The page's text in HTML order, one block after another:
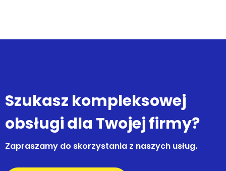
Szukasz kompleksowej
obsługi dla Twojej firmy?
Zapraszamy do skorzystania z naszych usług.